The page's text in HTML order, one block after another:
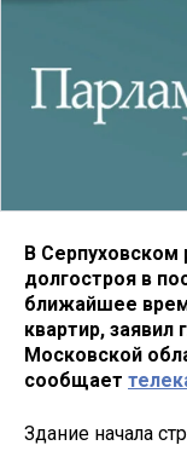
В Серпуховском
долгостроя в
ближайшее
квартир, заявил
Московской
сообщает
Здание начала